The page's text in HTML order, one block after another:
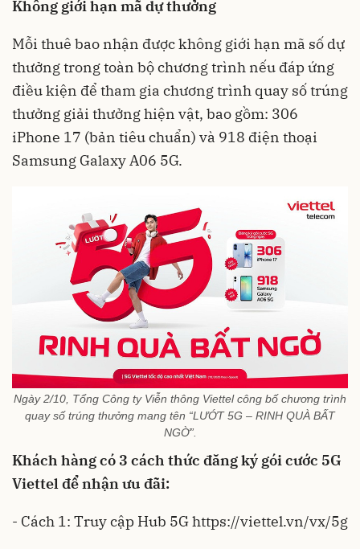
Không giới hạn mã dự thưởng
Mỗi thuê bao nhận được không giới hạn mã số dự
thưởng trong toàn bộ chương trình nếu đáp ứng
điều kiện để tham gia chương trình quay số trúng
thưởng giải thưởng hiện vật, bao gồm: 306
iPhone 17 (bản tiêu chuẩn) và 918 điện thoại
Samsung Galaxy A06 5G.
Ngày 2/10, Tổng Công ty Viễn thông Viettel công bố chương trình
quay số trúng thưởng mang tên “LƯỚT 5G – RINH QUÀ BẤT
NGỜ”.
Khách hàng có 3 cách thức đăng ký gói cước 5G
Viettel để nhận ưu đãi:
- Cách 1: Truy cập Hub 5G https://viettel.vn/vx/5g